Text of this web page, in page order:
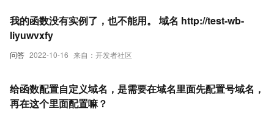
问答 2022-10-16 来自：开发者社区
我的函数没有实例了，也不能用。 域名 http://test-wb-
liyuwvxfy
给函数配置自定义域名，是需要在域名里面先配置号域名，
再在这个里面配置嘛？